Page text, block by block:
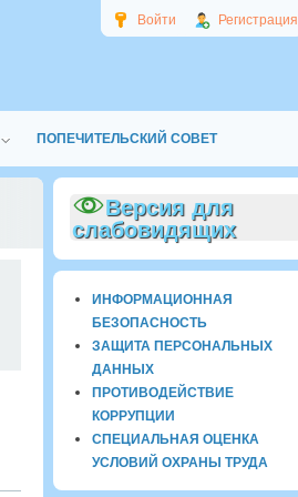
Войти Регистрация
ПОПЕЧИТЕЛЬСКИЙ СОВЕТ
Версия для
слабовидящих
ИНФОРМАЦИОННАЯ
БЕЗОПАСНОСТЬ
ЗАЩИТА ПЕРСОНАЛЬНЫХ
ДАННЫХ
ПРОТИВОДЕЙСТВИЕ
КОРРУПЦИИ
СПЕЦИАЛЬНАЯ ОЦЕНКА
УСЛОВИЙ ОХРАНЫ ТРУДА